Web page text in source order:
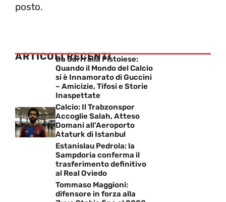
posto.
ARTICOLI RECENTI
Da Sarri alla Pistoiese:
Quando il Mondo del Calcio
si è Innamorato di Guccini
– Amicizie, Tifosi e Storie
Inaspettate
Calcio: Il Trabzonspor
Accoglie Salah, Atteso
Domani all’Aeroporto
Ataturk di Istanbul
Estanislau Pedrola: la
Sampdoria conferma il
trasferimento definitivo
al Real Oviedo
Tommaso Maggioni:
difensore in forza alla